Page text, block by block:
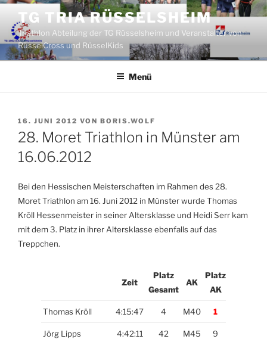
Zum
Inhalt
springen
TG TRIA RÜSSELSHEIM
Triathlon Abteilung der TG Rüsselsheim und Veranstalter von
RüsselCross und RüsselKids
Menü
VERÖFFENTLICHT
AM
16. JUNI 2012 VON BORIS.WOLF
28. Moret Triathlon in Münster am
16.06.2012
Bei den Hessischen Meisterschaften im Rahmen des 28.
Moret Triathlon am 16. Juni 2012 in Münster wurde Thomas
Kröll Hessenmeister in seiner Altersklasse und Heidi Serr kam
mit dem 3. Platz in ihrer Altersklasse ebenfalls auf das
Treppchen.
Zeit
Platz
Gesamt
AK
Platz
AK
Thomas Kröll 4:15:47 4 M40 1
Jörg Lipps 4:42:11 42 M45 9